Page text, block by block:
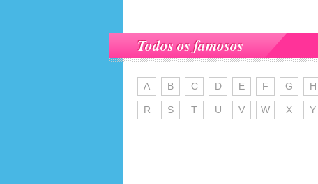
Todos os famosos
A B C D E F G H
R S T U V W X Y